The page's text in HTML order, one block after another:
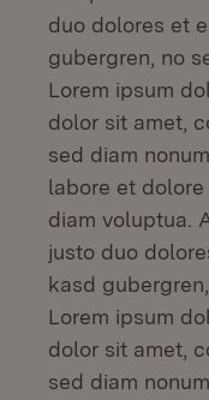
duo dolores et
gubergren, no
Lorem ipsum
dolor sit amet,
sed diam
labore et
diam voluptua.
justo duo
kasd
Lorem ipsum
dolor sit amet,
sed diam